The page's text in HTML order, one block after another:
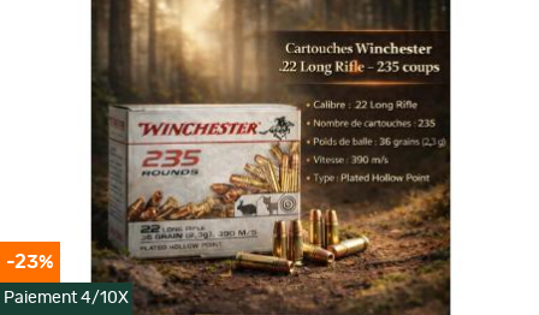
-23%
Paiement 4/10X